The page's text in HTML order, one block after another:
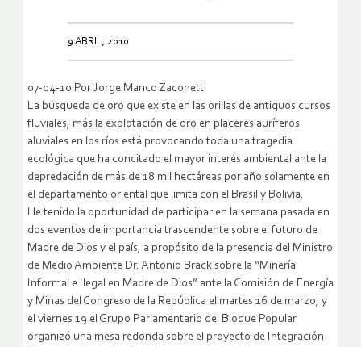
9 ABRIL, 2010
07-04-10 Por Jorge Manco Zaconetti
La búsqueda de oro que existe en las orillas de antiguos cursos
fluviales, más la explotación de oro en placeres auríferos
aluviales en los ríos está provocando toda una tragedia
ecológica que ha concitado el mayor interés ambiental ante la
depredación de más de 18 mil hectáreas por año solamente en
el departamento oriental que limita con el Brasil y Bolivia.
He tenido la oportunidad de participar en la semana pasada en
dos eventos de importancia trascendente sobre el futuro de
Madre de Dios y el país, a propósito de la presencia del Ministro
de Medio Ambiente Dr. Antonio Brack sobre la “Minería
Informal e Ilegal en Madre de Dios” ante la Comisión de Energía
y Minas del Congreso de la República el martes 16 de marzo; y
el viernes 19 el Grupo Parlamentario del Bloque Popular
organizó una mesa redonda sobre el proyecto de Integración